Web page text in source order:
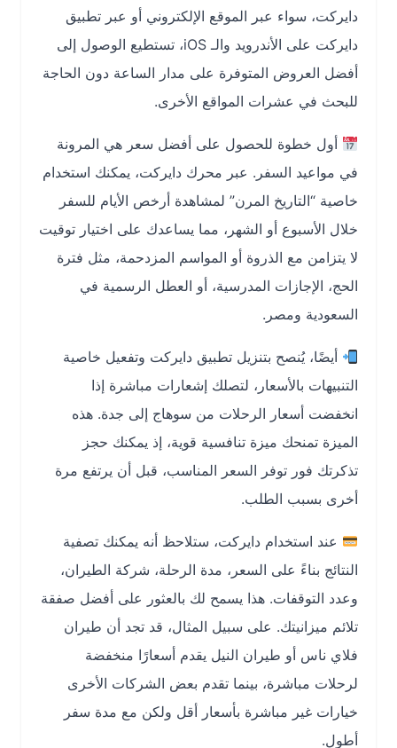
دايركت، سواء عبر الموقع الإلكتروني أو عبر تطبيق
دايركت على الأندرويد والـ iOS، تستطيع الوصول إلى
أفضل العروض المتوفرة على مدار الساعة دون الحاجة
للبحث في عشرات المواقع الأخرى.
أول خطوة للحصول على أفضل سعر هي المرونة
في مواعيد السفر. عبر محرك دايركت، يمكنك استخدام
خاصية “التاريخ المرن” لمشاهدة أرخص الأيام للسفر
خلال الأسبوع أو الشهر، مما يساعدك على اختيار توقيت
لا يتزامن مع الذروة أو المواسم المزدحمة، مثل فترة
الحج، الإجازات المدرسية، أو العطل الرسمية في
السعودية ومصر.
أيضًا، يُنصح بتنزيل تطبيق دايركت وتفعيل خاصية
التنبيهات بالأسعار، لتصلك إشعارات مباشرة إذا
انخفضت أسعار الرحلات من سوهاج إلى جدة. هذه
الميزة تمنحك ميزة تنافسية قوية، إذ يمكنك حجز
تذكرتك فور توفر السعر المناسب، قبل أن يرتفع مرة
أخرى بسبب الطلب.
عند استخدام دايركت، ستلاحظ أنه يمكنك تصفية
النتائج بناءً على السعر، مدة الرحلة، شركة الطيران،
وعدد التوقفات. هذا يسمح لك بالعثور على أفضل صفقة
تلائم ميزانيتك. على سبيل المثال، قد تجد أن طيران
فلاي ناس أو طيران النيل يقدم أسعارًا منخفضة
لرحلات مباشرة، بينما تقدم بعض الشركات الأخرى
خيارات غير مباشرة بأسعار أقل ولكن مع مدة سفر